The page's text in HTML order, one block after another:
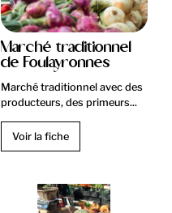
Marché traditionnel
de Foulayronnes
Marché traditionnel avec des
producteurs, des primeurs...
Voir la fiche